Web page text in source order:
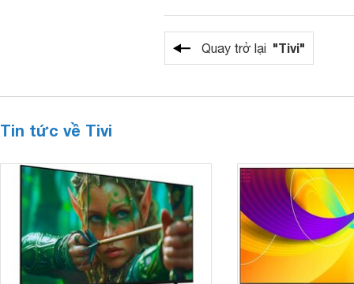
Quay trở lại "Tivi"
Tin tức về Tivi